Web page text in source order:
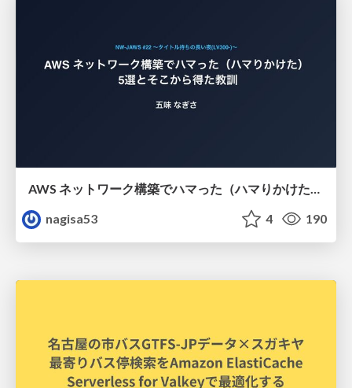
AWS ネットワーク構築でハマった（ハマりかけた） 5選とそこから得た教訓
nagisa53
4 190